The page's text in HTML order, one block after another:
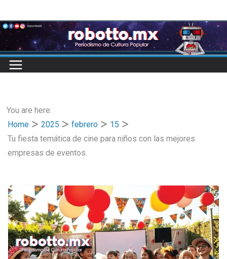
to
content
You are here:
Home
2025 febrero
15
Tu fiesta temática de cine para niños con las mejores
empresas de eventos.